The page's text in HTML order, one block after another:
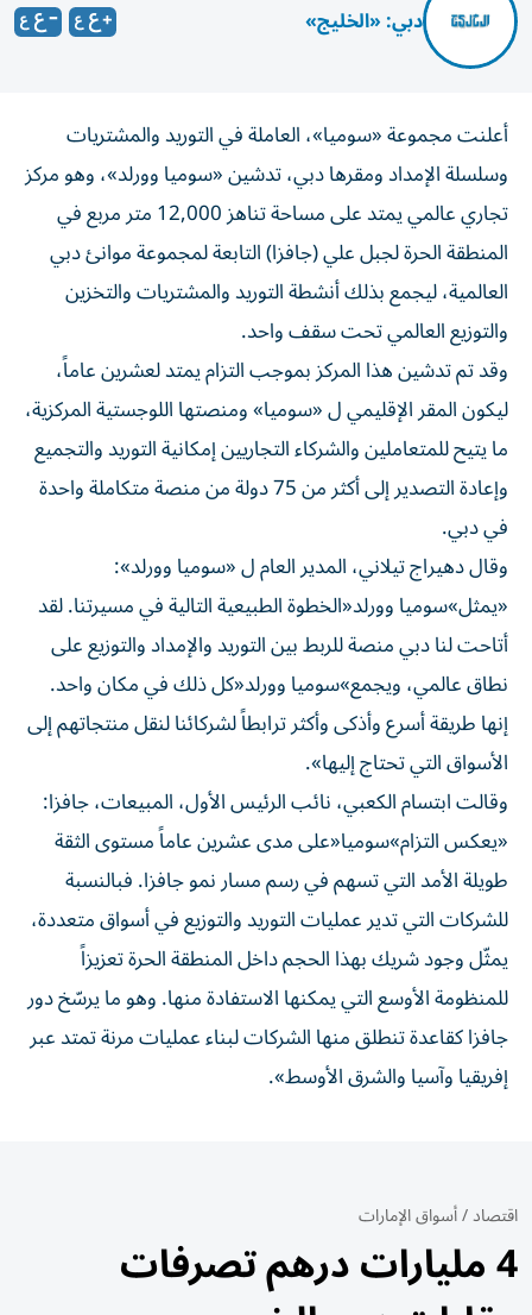
دبي: «الخليج»
أعلنت مجموعة «سوميا»، العاملة في التوريد والمشتريات
وسلسلة الإمداد ومقرها دبي، تدشين «سوميا وورلد»، وهو مركز
تجاري عالمي يمتد على مساحة تناهز 12,000 متر مربع في
المنطقة الحرة لجبل علي (جافزا) التابعة لمجموعة موانئ دبي
العالمية، ليجمع بذلك أنشطة التوريد والمشتريات والتخزين
والتوزيع العالمي تحت سقف واحد.
وقد تم تدشين هذا المركز بموجب التزام يمتد لعشرين عاماً،
ليكون المقر الإقليمي ل «سوميا» ومنصتها اللوجستية المركزية،
ما يتيح للمتعاملين والشركاء التجاريين إمكانية التوريد والتجميع
وإعادة التصدير إلى أكثر من 75 دولة من منصة متكاملة واحدة
في دبي.
وقال دهيراج تيلاني، المدير العام ل «سوميا وورلد»:
«يمثل»سوميا وورلد«الخطوة الطبيعية التالية في مسيرتنا. لقد
أتاحت لنا دبي منصة للربط بين التوريد والإمداد والتوزيع على
نطاق عالمي، ويجمع»سوميا وورلد«كل ذلك في مكان واحد.
إنها طريقة أسرع وأذكى وأكثر ترابطاً لشركائنا لنقل منتجاتهم إلى
الأسواق التي تحتاج إليها».
وقالت ابتسام الكعبي، نائب الرئيس الأول، المبيعات، جافزا:
«يعكس التزام»سوميا«على مدى عشرين عاماً مستوى الثقة
طويلة الأمد التي تسهم في رسم مسار نمو جافزا. فبالنسبة
للشركات التي تدير عمليات التوريد والتوزيع في أسواق متعددة،
يمثّل وجود شريك بهذا الحجم داخل المنطقة الحرة تعزيزاً
للمنظومة الأوسع التي يمكنها الاستفادة منها. وهو ما يرسّخ دور
جافزا كقاعدة تنطلق منها الشركات لبناء عمليات مرنة تمتد عبر
إفريقيا وآسيا والشرق الأوسط».
اقتصاد/أسواق الإمارات
4 مليارات درهم تصرفات